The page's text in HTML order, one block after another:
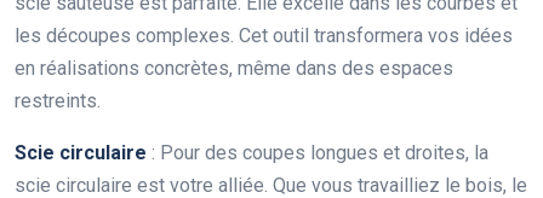
les découpes complexes. Cet outil transformera vos idées
en réalisations concrètes, même dans des espaces
restreints.
Scie circulaire : Pour des coupes longues et droites, la
scie circulaire est votre alliée. Que vous travailliez le bois, le